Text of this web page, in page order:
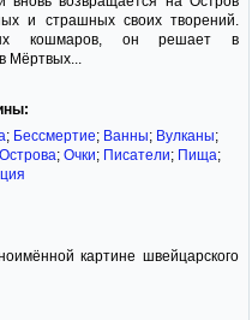
и страшных своих творений.
кошмаров, он решает в
Мёртвых...
; Бессмертие; Ванны; Вулканы;
Острова; Очки; Писатели; Пища;
картине швейцарского